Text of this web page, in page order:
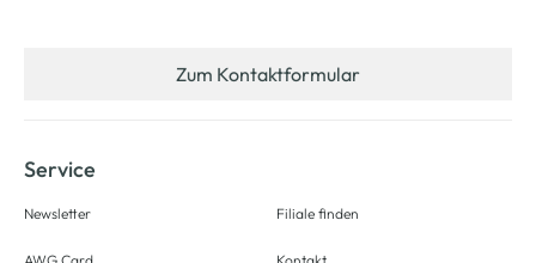
Zum Kontaktformular
Service
Newsletter Filiale finden